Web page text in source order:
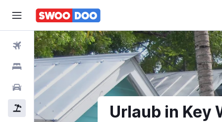
Flüge
Hotels
Mietwagen
Pauschalreisen Urlaub in Key